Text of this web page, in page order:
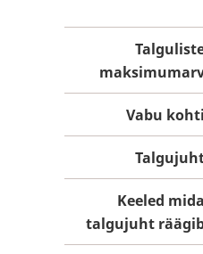
Vabu kohti
Keeled mida
talgujuht